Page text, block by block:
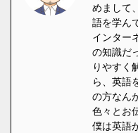
めまして
語を学ん
インター
の知識だ
りやすく
ら、英語
の方なん
色々とお
僕は英語